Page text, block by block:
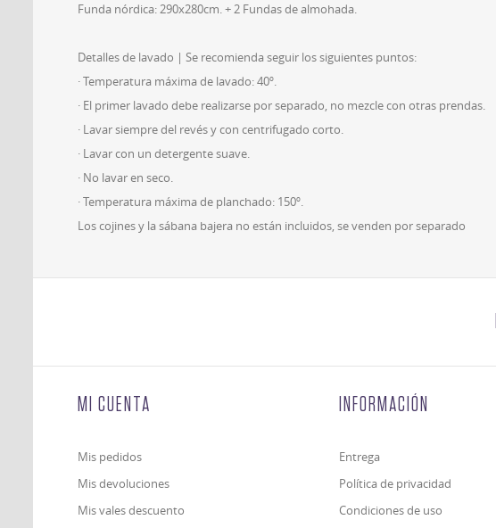
Funda nórdica: 290x280cm. + 2 Fundas de almohada.
Detalles de lavado | Se recomienda seguir los siguientes puntos:
· Temperatura máxima de lavado: 40º.
· El primer lavado debe realizarse por separado, no mezcle con otras prendas.
· Lavar siempre del revés y con centrifugado corto.
· Lavar con un detergente suave.
· No lavar en seco.
· Temperatura máxima de planchado: 150º.
Los cojines y la sábana bajera no están incluidos, se venden por separado
MI CUENTA
Mis pedidos
Mis devoluciones
Mis vales descuento
INFORMACIÓN
Entrega
Política de privacidad
Condiciones de uso